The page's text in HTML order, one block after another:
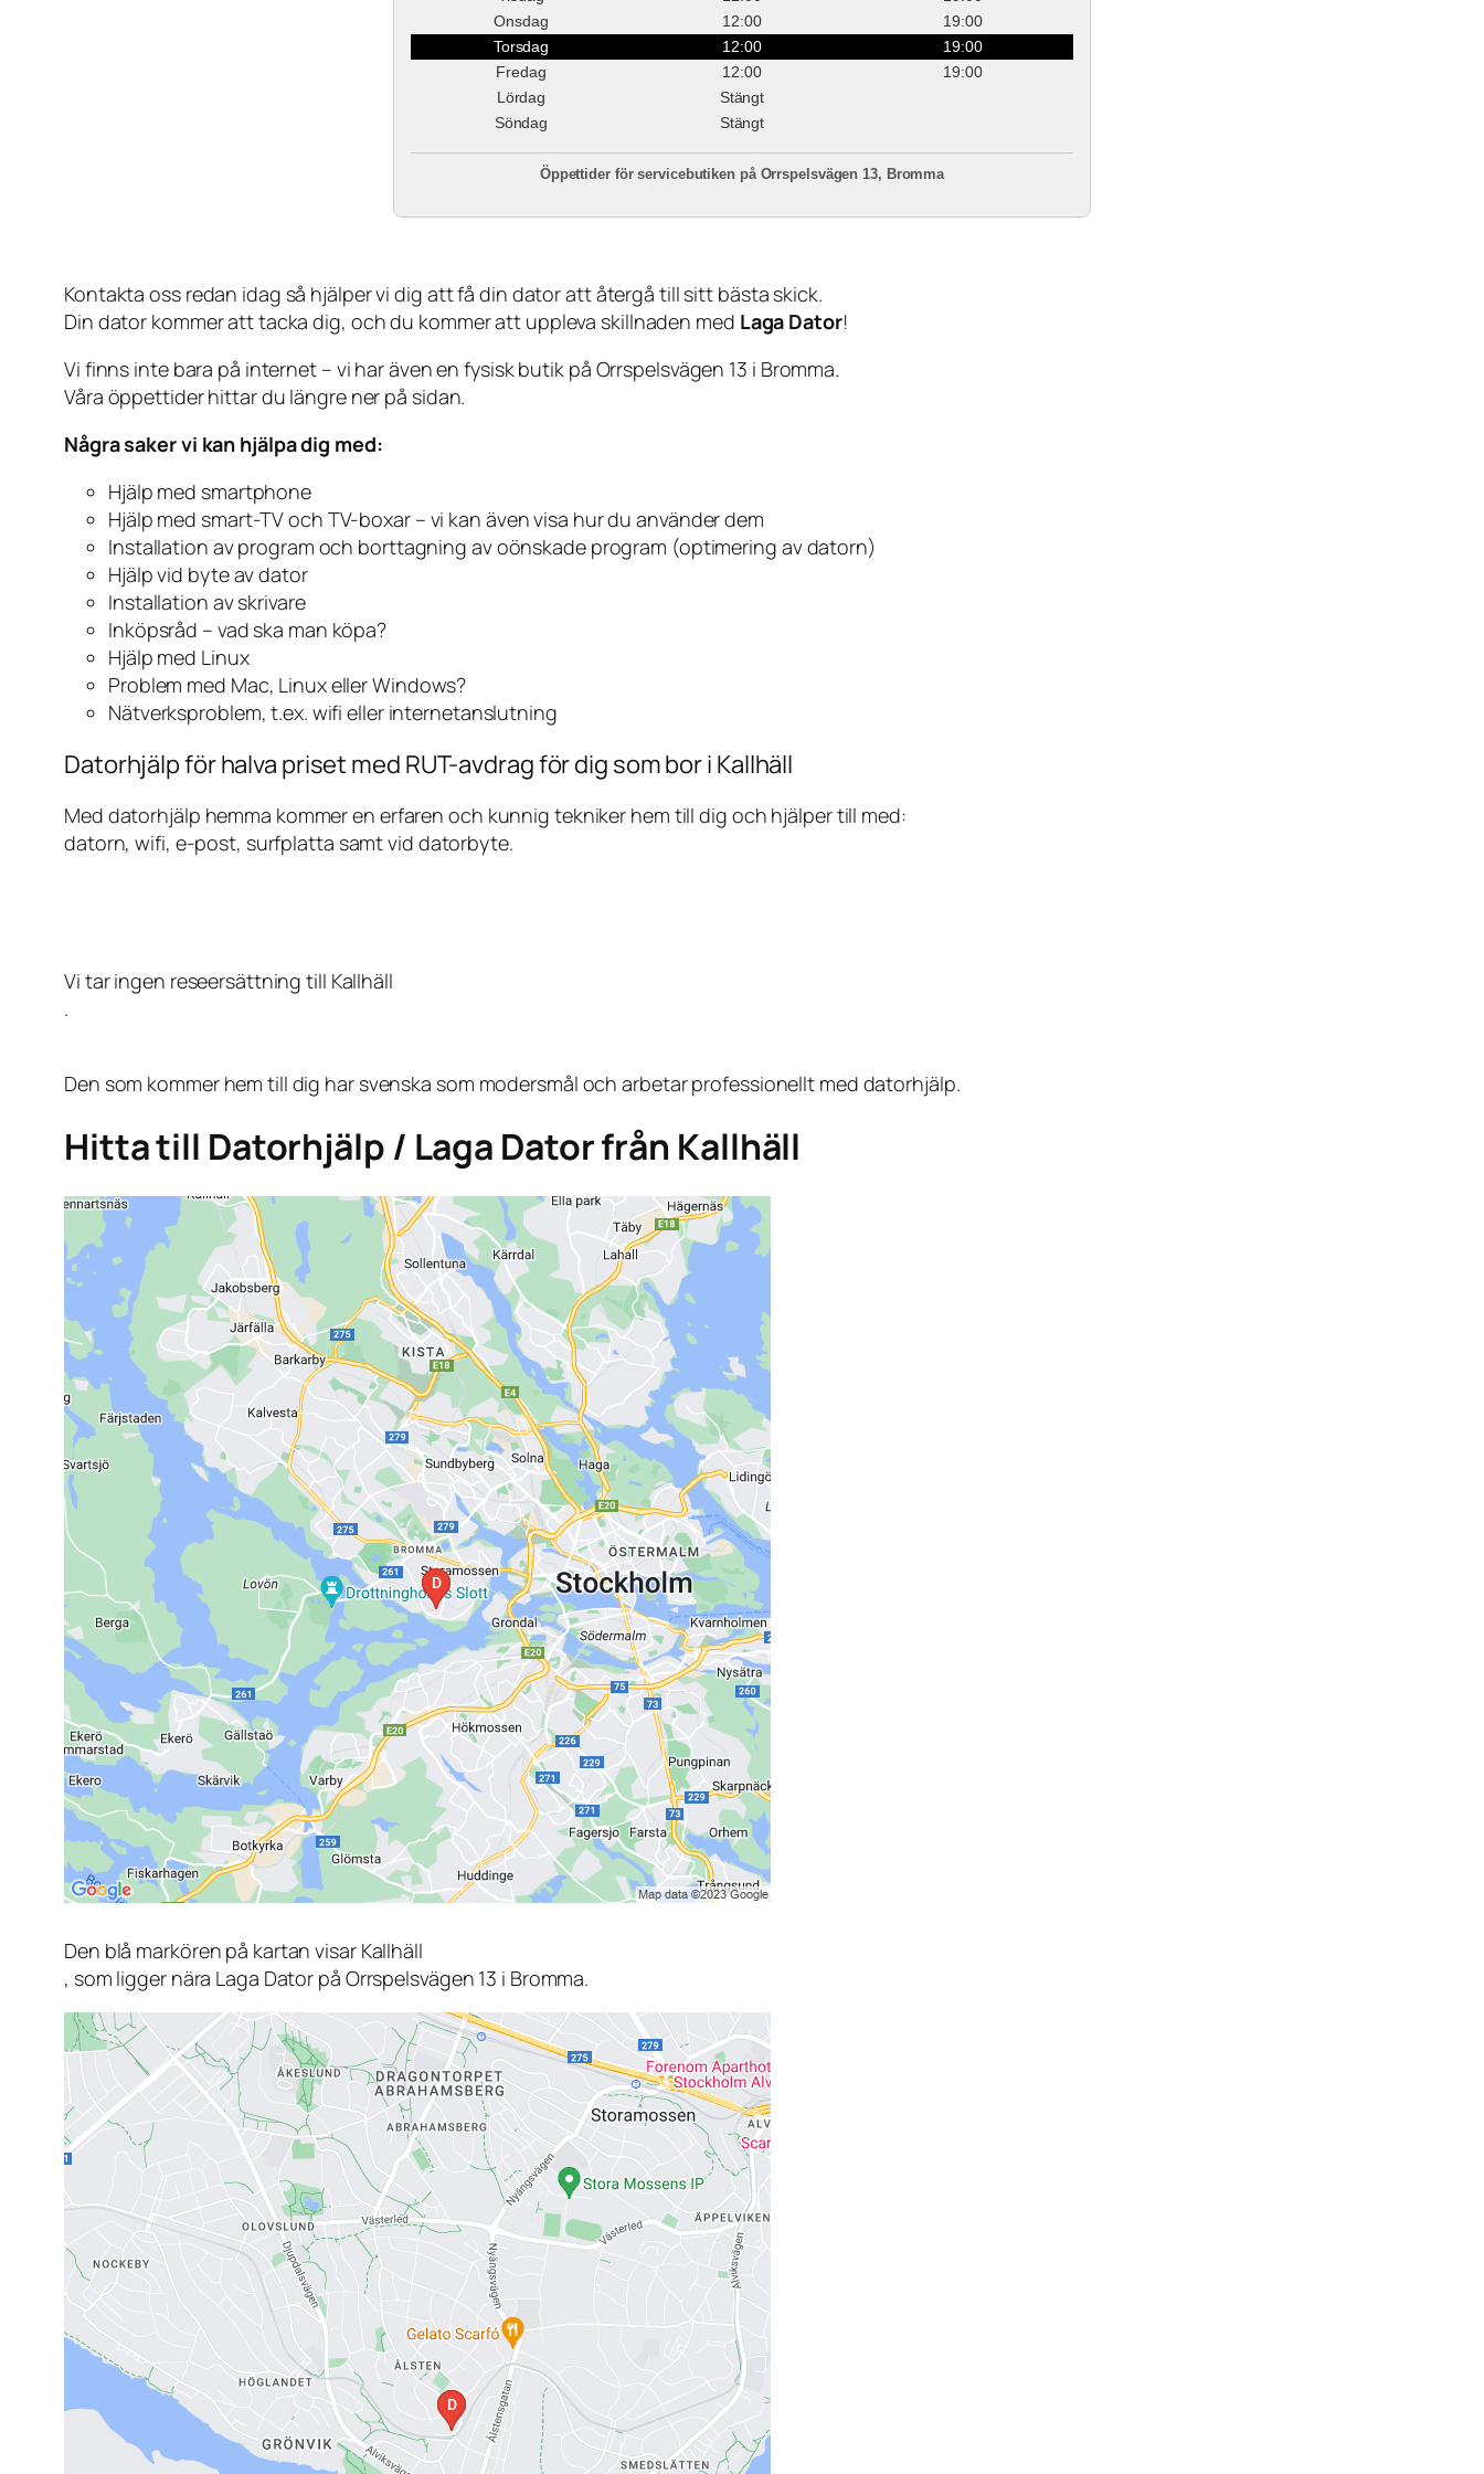
Onsdag
12:00
19:00
Torsdag
12:00
19:00
Fredag
12:00
19:00
Lördag
Stängt
Söndag
Stängt
Öppettider för servicebutiken på Orrspelsvägen 13, Bromma
Kontakta oss redan idag så hjälper vi dig att få din dator att återgå till sitt bästa skick.
Din dator kommer att tacka dig, och du kommer att uppleva skillnaden med Laga Dator!
Vi finns inte bara på internet – vi har även en fysisk butik på Orrspelsvägen 13 i Bromma.
Våra öppettider hittar du längre ner på sidan.
Några saker vi kan hjälpa dig med:
Hjälp med smartphone
Hjälp med smart-TV och TV-boxar – vi kan även visa hur du använder dem
Installation av program och borttagning av oönskade program (optimering av datorn)
Hjälp vid byte av dator
Installation av skrivare
Inköpsråd – vad ska man köpa?
Hjälp med Linux
Problem med Mac, Linux eller Windows?
Nätverksproblem, t.ex. wifi eller internetanslutning
Datorhjälp för halva priset med RUT-avdrag för dig som bor i Kallhäll
Med datorhjälp hemma kommer en erfaren och kunnig tekniker hem till dig och hjälper till med:
datorn, wifi, e-post, surfplatta samt vid datorbyte.
Vi tar ingen reseersättning till Kallhäll
.
Den som kommer hem till dig har svenska som modersmål och arbetar professionellt med datorhjälp.
Hitta till Datorhjälp / Laga Dator från Kallhäll
Den blå markören på kartan visar Kallhäll
, som ligger nära Laga Dator på Orrspelsvägen 13 i Bromma.